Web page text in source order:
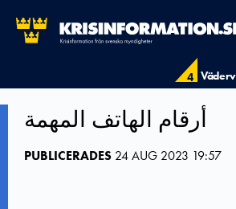
4
أرقام الهاتف المهمة
PUBLICERADES 24 AUG 2023 19:57